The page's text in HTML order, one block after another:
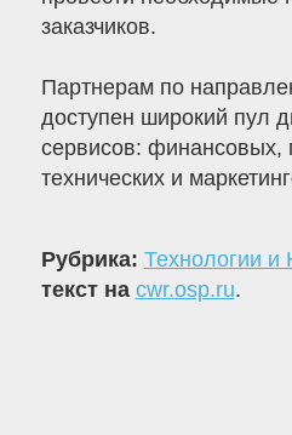
заказчиков.
Партнерам по
доступен широкий пул
сервисов: финансовых,
технических и
Рубрика: Технологии и
текст на cwr.osp.ru.